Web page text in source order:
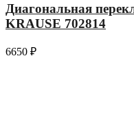
Диагональная
KRAUSE 702814
6650 ₽